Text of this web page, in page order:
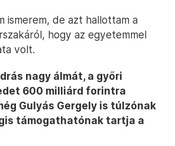
ismerem, de azt hallottam a
hogy az egyetemmel
volt.
nagy álmát, a győri
600 milliárd forintra
Gulyás Gergely is túlzónak
támogathatónak tartja a